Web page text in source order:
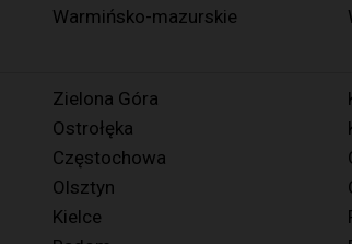
Warmińsko-mazurskie
Zielona Góra
Ostrołęka
Częstochowa
Olsztyn
Kielce